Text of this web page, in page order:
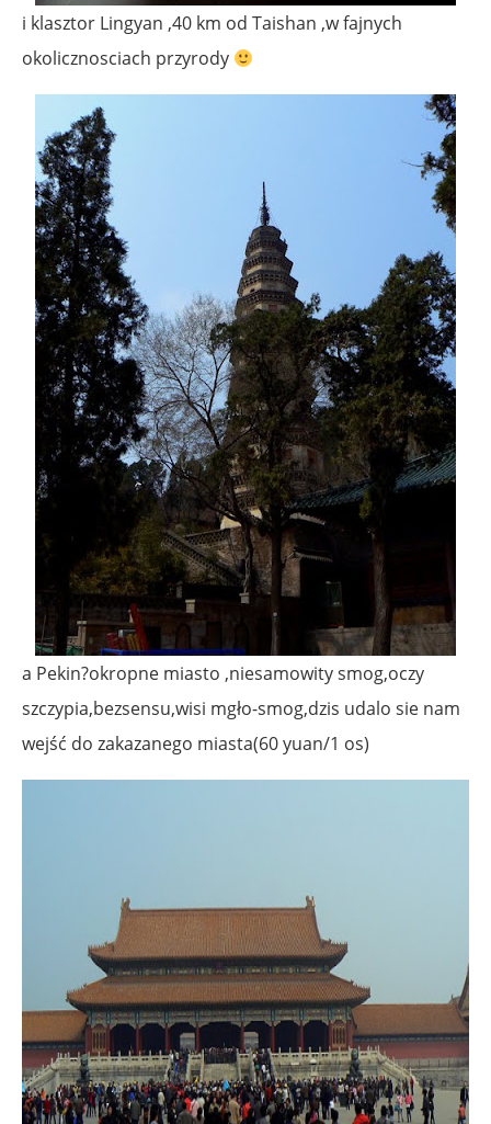
i klasztor Lingyan ,40 km od Taishan ,w fajnych
okolicznosciach przyrody
a Pekin?okropne miasto ,niesamowity smog,oczy
szczypia,bezsensu,wisi mgło-smog,dzis udalo sie nam
wejść do zakazanego miasta(60 yuan/1 os)